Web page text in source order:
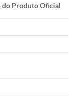
do Produto Oficial